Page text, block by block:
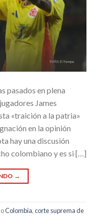
pasados en plena
James
«traición a la patria»
en la opinión
hay una discusión
colombiano y es si […]
→
Colombia,corte suprema de